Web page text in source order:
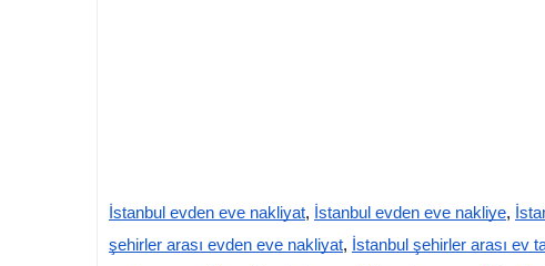
İstanbul evden eve nakliyat, İstanbul evden eve nakliye,
şehirler arası evden eve nakliyat, İstanbul şehirler arası ev